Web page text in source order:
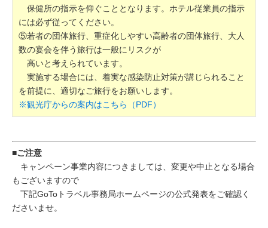
保健所の指示を仰ぐこととなります。ホテル従業員の指示
には必ず従ってください。
⑤若者の団体旅行、重症化しやすい高齢者の団体旅行、大人
数の宴会を伴う旅行は一般にリスクが
高いと考えられています。
実施する場合には、着実な感染防止対策が講じられること
を前提に、適切なご旅行をお願いします。
※観光庁からの案内はこちら（PDF）
■ご注意
キャンペーン事業内容につきましては、変更や中止となる場合
もございますので
下記GoToトラベル事務局ホームページの公式発表をご確認く
ださいませ。